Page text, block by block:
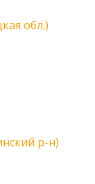
обл.)
р-н)